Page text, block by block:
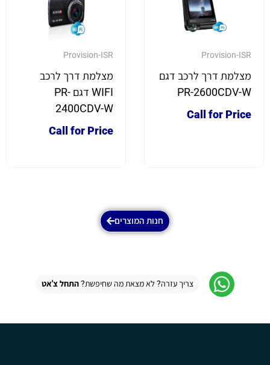
Provision-ISR
מצלמת דרך לרכב דגם
PR-2600CDV-W
Call for Price
Provision-ISR
מצלמת דרך לרכב
WIFI דגם PR-
2400CDV-W
Call for Price
חנות המוצרים
צריך עזרה? לא מצאת מה שחיפשת?התחל צ'אט